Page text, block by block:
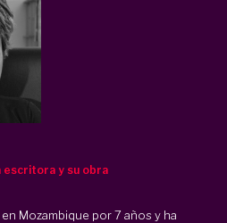
escritora y su obra
Mozambique por 7 años y ha